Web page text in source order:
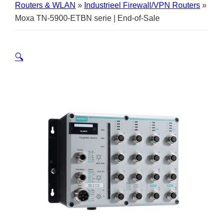
Routers & WLAN » Industrieel Firewall/VPN Routers »
Moxa TN-5900-ETBN serie | End-of-Sale
🔍